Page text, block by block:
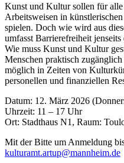
Kunst und Kultur sollen für
Arbeitsweisen in
spielen. Doch wie wird aus
umfasst Barrierefreiheit
Wie muss Kunst und Kultur
Menschen praktisch
möglich in Zeiten von
personellen und finanziellen
Datum: 12. März 2026
Uhrzeit: 11 – 17 Uhr
Ort: Stadthaus N1, Raum:
Mit der Bitte um Anmeldung
kulturamt.artup@mannheim.de